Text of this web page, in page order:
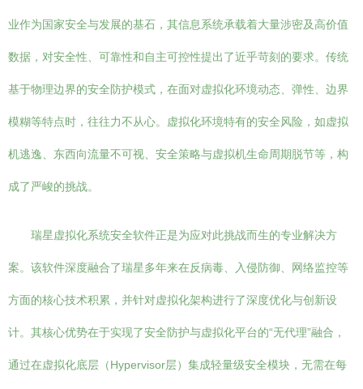
业作为国家安全与发展的基石，其信息系统承载着大量涉密及高价值
数据，对安全性、可靠性和自主可控性提出了近乎苛刻的要求。传统
基于物理边界的安全防护模式，在面对虚拟化环境动态、弹性、边界
模糊等特点时，往往力不从心。虚拟化环境特有的安全风险，如虚拟
机逃逸、东西向流量不可视、安全策略与虚拟机生命周期脱节等，构
成了严峻的挑战。
瑞星虚拟化系统安全软件正是为应对此挑战而生的专业解决方
案。该软件深度融合了瑞星多年来在反病毒、入侵防御、网络监控等
方面的核心技术积累，并针对虚拟化架构进行了深度优化与创新设
计。其核心优势在于实现了安全防护与虚拟化平台的“无代理”融合，
通过在虚拟化底层（Hypervisor层）集成轻量级安全模块，无需在每